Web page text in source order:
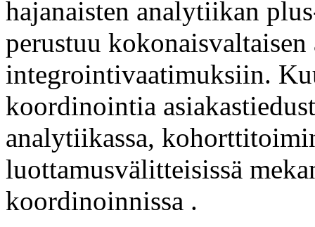
hajanaisten analytiikan
perustuu
integrointivaatimuksiin.
koordinointia
analytiikassa,
luottamusvälitteisissä
koordinoinnissa .